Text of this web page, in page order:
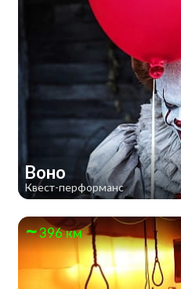
Воно
Квест-перформанс
396 км